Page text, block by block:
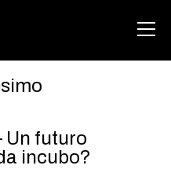
Un futuro
incubo?